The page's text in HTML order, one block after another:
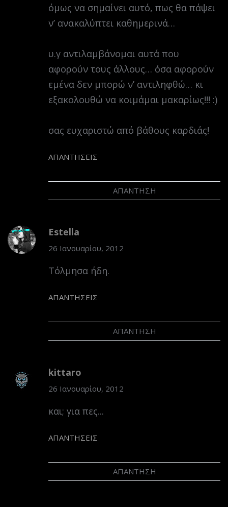
όμως να σημαίνει αυτό, πως θα πάψει
ν’ ανακαλύπτει καθημερινά…
υ.γ αντιλαμβάνομαι αυτά που
αφορούν τους άλλους… όσα αφορούν
εμένα δεν μπορώ ν’ αντιληφθώ… κι
εξακολουθώ να κοιμάμαι μακαρίως!!! :)
σας ευχαριστώ από βάθους καρδιάς!
ΑΠΑΝΤΉΣΕΙΣ
ΑΠΆΝΤΗΣΗ
Estella
26 Ιανουαρίου, 2012
Τόλμησα ήδη.
ΑΠΑΝΤΉΣΕΙΣ
ΑΠΆΝΤΗΣΗ
kittaro
26 Ιανουαρίου, 2012
και; για πες...
ΑΠΑΝΤΉΣΕΙΣ
ΑΠΆΝΤΗΣΗ